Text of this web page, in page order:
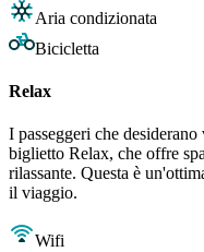
Aria condizionata
Bicicletta
Relax
I passeggeri che
biglietto Relax, che offre
rilassante. Questa è
il viaggio.
Wifi